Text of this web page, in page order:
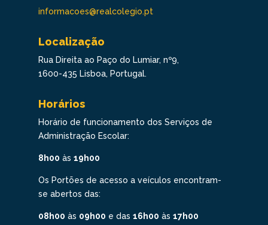
informacoes@realcolegio.pt
Localização
Rua Direita ao Paço do Lumiar, nº9,
1600-435 Lisboa, Portugal.
Horários
Horário de funcionamento dos Serviços de
Administração Escolar:
8h00 às 19h00
Os Portões de acesso a veículos encontram-
se abertos das:
08h00 às 09h00 e das 16h00 às 17h00